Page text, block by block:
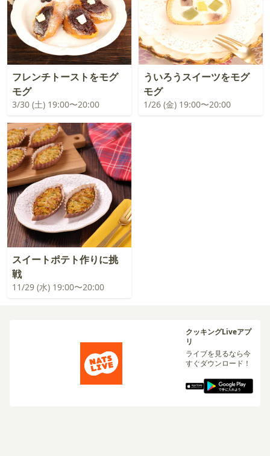
フレンチトーストをモグ
モグ
3/30 (土) 19:00〜20:00
ういろうスイーツをモグ
モグ
1/26 (金) 19:00〜20:00
スイートポテト作りに挑
戦
11/29 (水) 19:00〜20:00
クッキングLiveアプ
リ
ライブを見るなら今
すぐダウンロード！